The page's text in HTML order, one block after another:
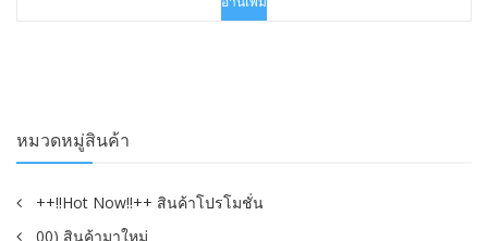
฿320.00.
หมวดหมู่สินค้า
++!!Hot Now!!++ สินค้าโปรโมชั่น
00) สินค้ามาใหม่